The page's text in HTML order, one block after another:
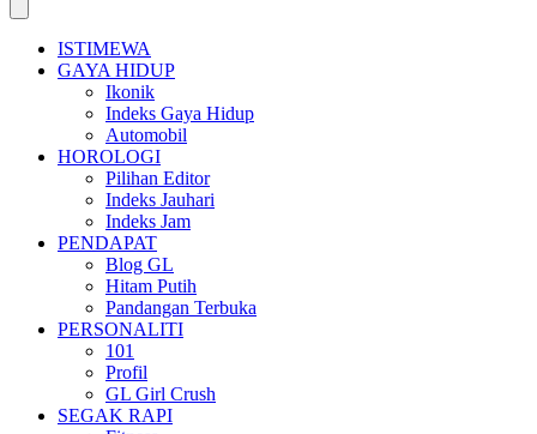
ISTIMEWA
GAYA HIDUP
Ikonik
Indeks Gaya Hidup
Automobil
HOROLOGI
Pilihan Editor
Indeks Jauhari
Indeks Jam
PENDAPAT
Blog GL
Hitam Putih
Pandangan Terbuka
PERSONALITI
101
Profil
GL Girl Crush
SEGAK RAPI